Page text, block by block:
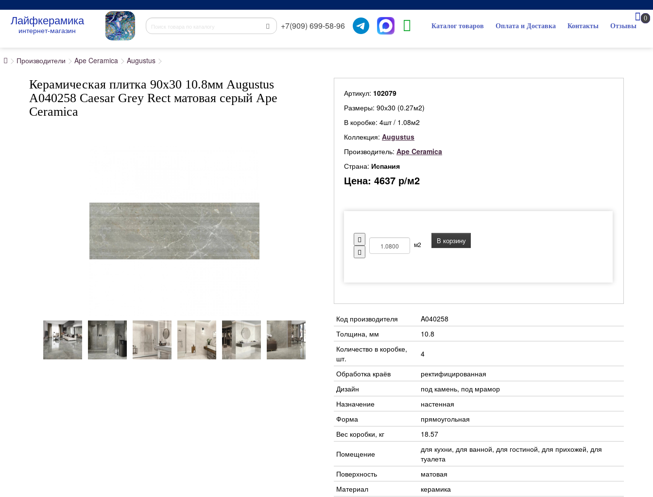
Лайфкерамика
интернет-магазин +7(909) 699-58-96 Каталог товаров Оплата и Доставка Контакты Отзывы
0
Производители Ape Ceramica Augustus
Керамическая плитка 90x30 10.8мм Augustus
A040258 Caesar Grey Rect матовая серый Ape
Ceramica
Артикул: 102079
Размеры: 90х30 (0.27м2)
В коробке: 4шт / 1.08м2
Коллекция: Augustus
Производитель: Ape Ceramica
Страна: Испания
Цена: 4637 р/м2
м2 В корзину
Код производителя
A040258
Толщина, мм
10.8
Количество в коробке,
шт.
4
Обработка краёв
ректифицированная
Дизайн
под камень, под мрамор
Назначение
настенная
Форма
прямоугольная
Вес коробки, кг
18.57
Помещение
для кухни, для ванной, для гостиной, для прихожей, для
туалета
Поверхность
матовая
Материал
керамика